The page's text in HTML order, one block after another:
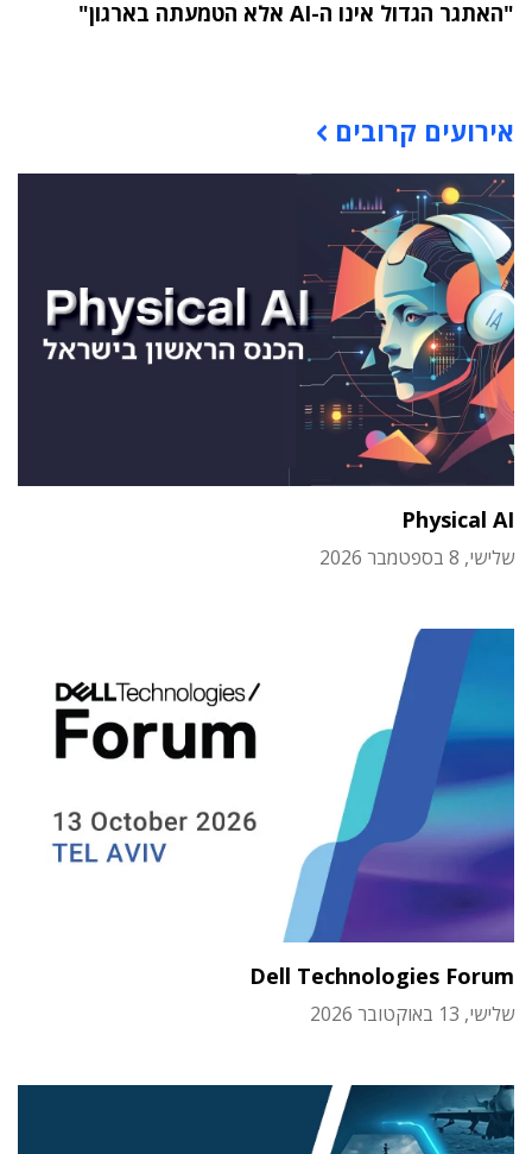
"האתגר הגדול אינו ה-AI אלא הטמעתה בארגון"
אירועים קרובים
Physical AI
שלישי, 8 בספטמבר 2026
Dell Technologies Forum
שלישי, 13 באוקטובר 2026